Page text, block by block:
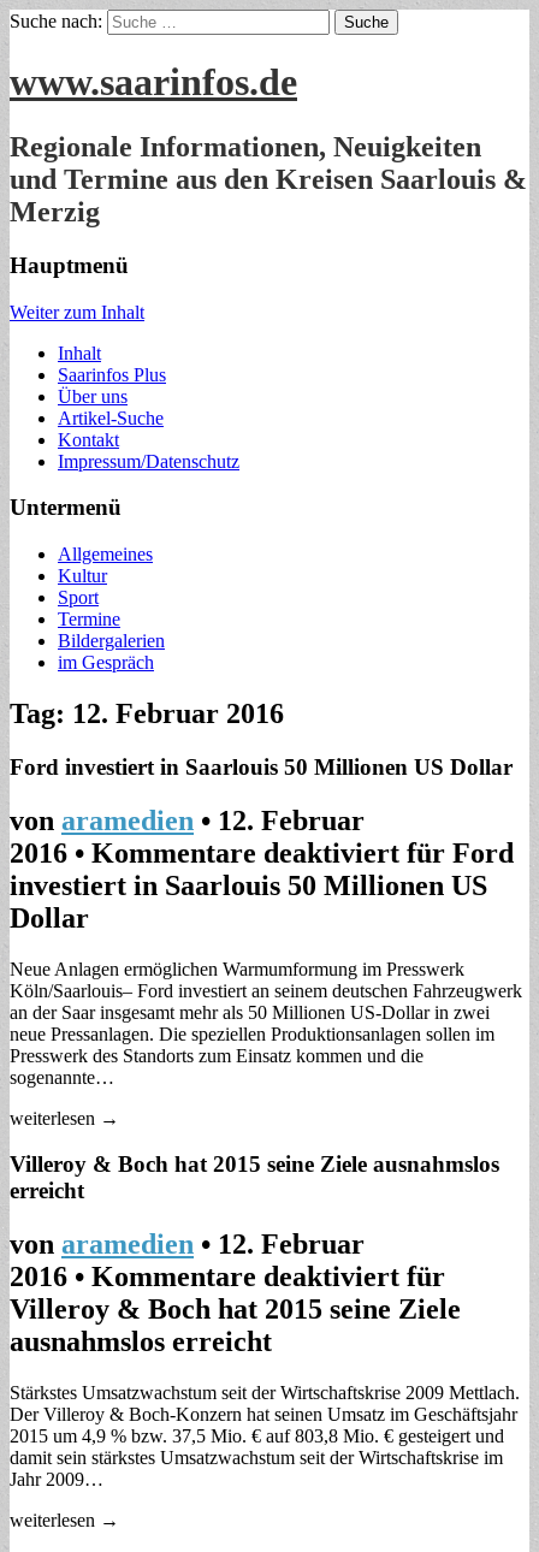
Suche nach:
www.saarinfos.de
Regionale Informationen, Neuigkeiten
und Termine aus den Kreisen Saarlouis &
Merzig
Hauptmenü
Weiter zum Inhalt
Inhalt
Saarinfos Plus
Über uns
Artikel-Suche
Kontakt
Impressum/Datenschutz
Untermenü
Allgemeines
Kultur
Sport
Termine
Bildergalerien
im Gespräch
Tag: 12. Februar 2016
Ford investiert in Saarlouis 50 Millionen US Dollar
von aramedien • 12. Februar
2016 • Kommentare deaktiviert für Ford
investiert in Saarlouis 50 Millionen US
Dollar
Neue Anlagen ermöglichen Warmumformung im Presswerk
Köln/Saarlouis– Ford investiert an seinem deutschen Fahrzeugwerk
an der Saar insgesamt mehr als 50 Millionen US-Dollar in zwei
neue Pressanlagen. Die speziellen Produktionsanlagen sollen im
Presswerk des Standorts zum Einsatz kommen und die
sogenannte…
weiterlesen →
Villeroy & Boch hat 2015 seine Ziele ausnahmslos
erreicht
von aramedien • 12. Februar
2016 • Kommentare deaktiviert für
Villeroy & Boch hat 2015 seine Ziele
ausnahmslos erreicht
Stärkstes Umsatzwachstum seit der Wirtschaftskrise 2009 Mettlach.
Der Villeroy & Boch-Konzern hat seinen Umsatz im Geschäftsjahr
2015 um 4,9 % bzw. 37,5 Mio. € auf 803,8 Mio. € gesteigert und
damit sein stärkstes Umsatzwachstum seit der Wirtschaftskrise im
Jahr 2009…
weiterlesen →